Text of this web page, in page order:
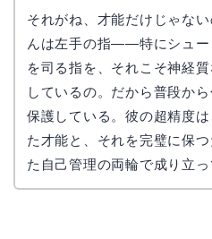
それがね、才能だけじゃない
んは左手の指——特にシュー
を司る指を、それこそ神経
しているの。だから普段か
保護している。彼の超精度
た才能と、それを完璧に保
た自己管理の両輪で成り立っ